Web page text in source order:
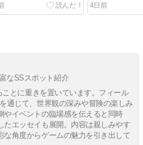
4日前
なSSスポット紹介
とに重きを置いています。フィール
通じて、世界観の深みや冒険の楽しみ
やイベントの臨場感を伝えると同時
たエッセイも展開。内容は親しみやす
な角度からゲームの魅力を引き出して